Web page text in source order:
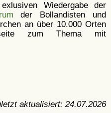
Wiedergabe der
der Bollandisten und
an über 10.000 Orten
zum Thema mit
aktualisiert: 24.07.2026